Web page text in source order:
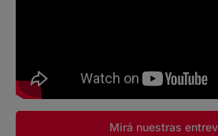
Mirá nuestras